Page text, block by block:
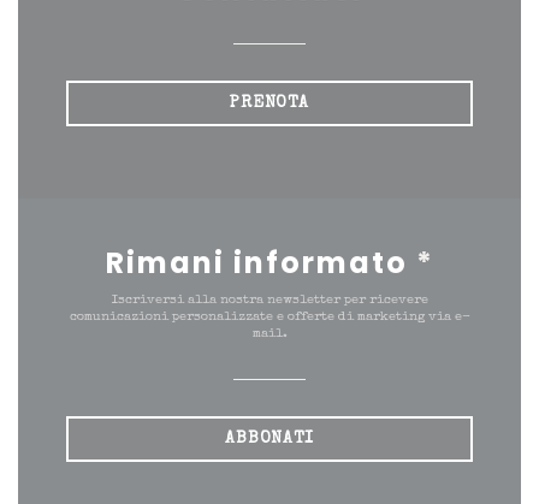
PRENOTA
Rimani informato *
Iscriversi alla nostra newsletter per ricevere
comunicazioni personalizzate e offerte di marketing via e-
mail.
ABBONATI